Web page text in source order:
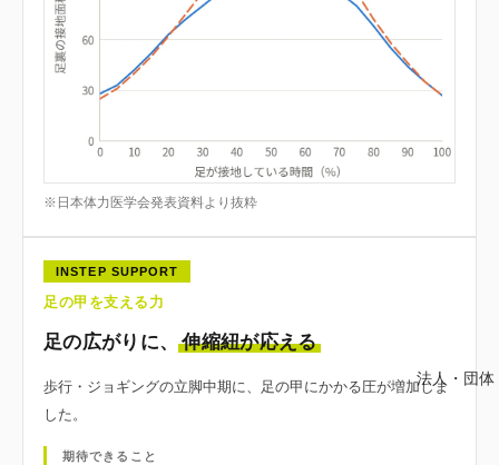
法人・団体
※日本体力医学会発表資料より抜粋
INSTEP SUPPORT
足の甲を支える力
足の広がりに、伸縮紐が応える
歩行・ジョギングの立脚中期に、足の甲にかかる圧が増加しま
した。
期待できること